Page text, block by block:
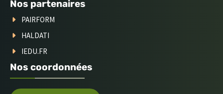
Nos partenaires
PAIRFORM
HALDATI
IEDU.FR
Nos coordonnées